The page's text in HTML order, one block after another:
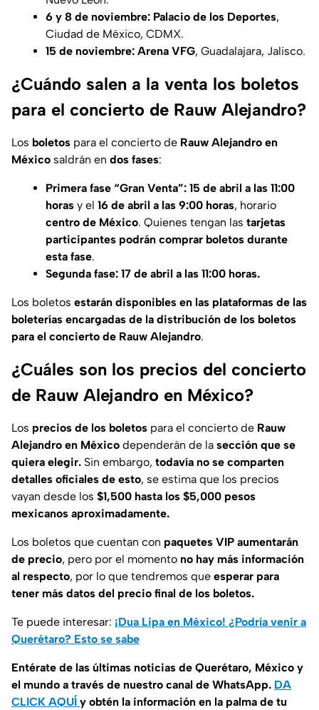
6 y 8 de noviembre: Palacio de los Deportes,
Ciudad de México, CDMX.
15 de noviembre: Arena VFG, Guadalajara, Jalisco.
¿Cuándo salen a la venta los boletos
para el concierto de Rauw Alejandro?
Los boletos para el concierto de Rauw Alejandro en
México saldrán en dos fases:
Primera fase “Gran Venta”: 15 de abril a las 11:00
horas y el 16 de abril a las 9:00 horas, horario
centro de México. Quienes tengan las tarjetas
participantes podrán comprar boletos durante
esta fase.
Segunda fase: 17 de abril a las 11:00 horas.
Los boletos estarán disponibles en las plataformas de las
boleterías encargadas de la distribución de los boletos
para el concierto de Rauw Alejandro.
¿Cuáles son los precios del concierto
de Rauw Alejandro en México?
Los precios de los boletos para el concierto de Rauw
Alejandro en México dependerán de la sección que se
quiera elegir. Sin embargo, todavía no se comparten
detalles oficiales de esto, se estima que los precios
vayan desde los $1,500 hasta los $5,000 pesos
mexicanos aproximadamente.
Los boletos que cuentan con paquetes VIP aumentarán
de precio, pero por el momento no hay más información
al respecto, por lo que tendremos que esperar para
tener más datos del precio final de los boletos.
Te puede interesar: ¡Dua Lipa en México! ¿Podría venir a
Querétaro? Esto se sabe
Entérate de las últimas noticias de Querétaro, México y
el mundo a través de nuestro canal de WhatsApp. DA
CLICK AQUÍ y obtén la información en la palma de tu